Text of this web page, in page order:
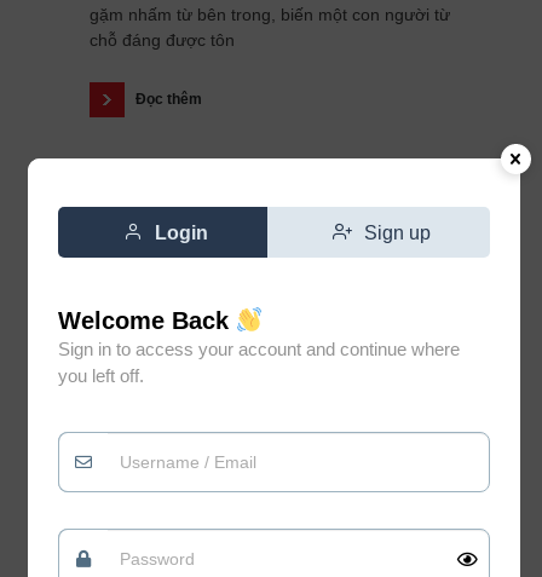
gặm nhấm từ bên trong, biến một con người từ
chỗ đáng được tôn
Đọc thêm
Đừng vì gặp vài người không
xứng đáng mà đánh mất niềm
Login Sign up
Welcome Back
Sign in to access your account and continue where
you left off.